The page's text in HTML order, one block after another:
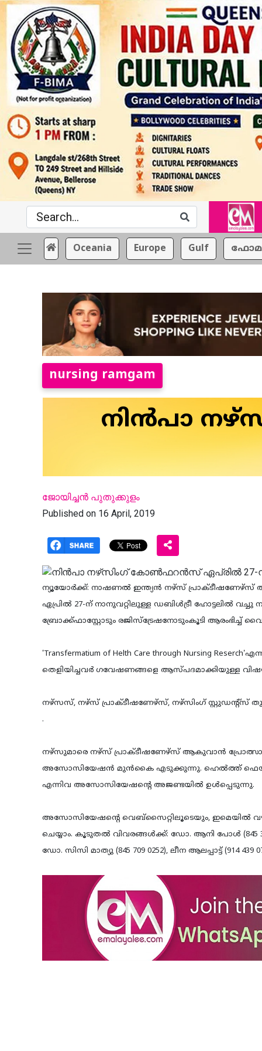
Oceania Europe Gulf
nursing ramgam
നിന്‍പാ
ജോയിച്ചന്‍ പുതുക്കുളം
Published on 16 April, 2019
ന്യൂയോര്‍ക്ക്: നാഷണല്‍ ഇന്ത്യന്‍ നഴ്‌സ്
ഏപ്രില്‍ 27-ന് നാനുവറ്റിലുള്ള ഡബിള്‍ട്രീ ഹോട്ടലില്‍
ബ്രോക്ക്ഫാസ്റ്റോടും രജിസ്‌ട്രേഷനോടുംകൂടി ആരംഭിച്ച്
'Transfermatium of Helth Care through Nursing
തെളിയിച്ചവര്‍ ഗവേഷണങ്ങളെ ആസ്പദമാക്കിയുള്ള
നഴ്‌സസ്, നഴ്‌സ് പ്രാക്ടീഷണേഴ്‌സ്, നഴ്‌സിംഗ് സ്റ്റുഡന്റ്‌സ്
.
നഴ്‌സുമാരെ നഴ്‌സ് പ്രാക്ടീഷണേഴ്‌സ് ആകുവാന്‍
അസോസിയേഷന്‍ മുന്‍കൈ എടുക്കുന്നു. ഹെല്‍ത്ത് ഫെയര്‍
എന്നിവ അസോസിയേഷന്റെ അജണ്ടയില്‍ ഉള്‍പ്പെടുന്നു.
അസോസിയേഷന്റെ വെബ്‌സൈറ്റിലൂടെയും, ഇമെയില്‍
ചെയ്യാം. കൂടുതല്‍ വിവരങ്ങള്‍ക്ക്: ഡോ. ആനി പോള്‍ (845
ഡോ. സിസി മാത്യു (845 709 0252), ലീന ആലപ്പാട്ട് (914 439